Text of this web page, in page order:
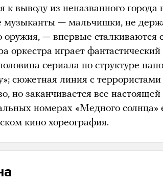
к выводу из неназванного
музыканты — мальчишки, не
оружия, — впервые сталкиваются
оркестра играет
сериала по структуре
сюжетная линия с террористами
но заканчивается все
номерах «Медного солнца»
кино хореография.